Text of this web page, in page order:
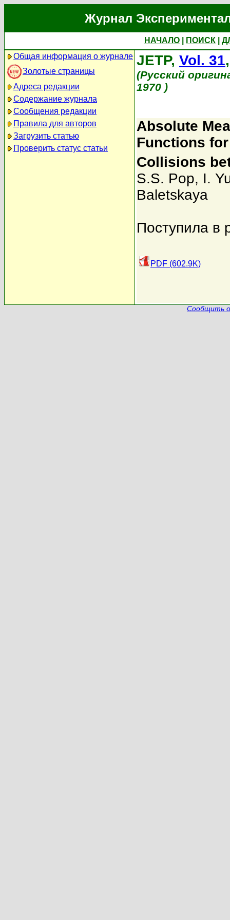
Журнал
НАЧАЛО ПОИСК
Общая информация о журнале
Золотые страницы
Адреса редакции
Содержание журнала
Сообщения редакции
Правила для авторов
Загрузить статью
Проверить статус статьи
JETP, Vol. 31
(Русский
1970 )
Absolute
Functions
Collisions
S.S. Pop, I.
Baletskaya
Поступила в
PDF (602.9K)
Сообщить о